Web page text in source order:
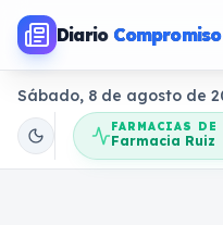
Diario Compromiso
Sábado, 8 de agosto de
FARMACIAS DE
Farmacia Ruiz